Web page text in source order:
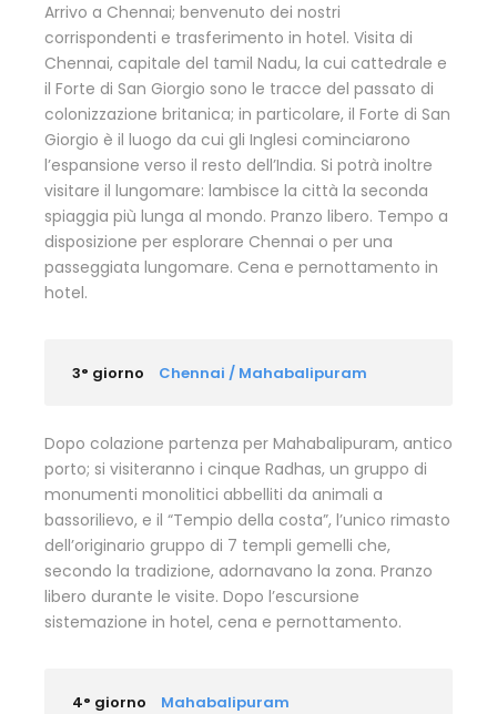
Arrivo a Chennai; benvenuto dei nostri
corrispondenti e trasferimento in hotel. Visita di
Chennai, capitale del tamil Nadu, la cui cattedrale e
il Forte di San Giorgio sono le tracce del passato di
colonizzazione britanica; in particolare, il Forte di San
Giorgio è il luogo da cui gli Inglesi cominciarono
l’espansione verso il resto dell’India. Si potrà inoltre
visitare il lungomare: lambisce la città la seconda
spiaggia più lunga al mondo. Pranzo libero. Tempo a
disposizione per esplorare Chennai o per una
passeggiata lungomare. Cena e pernottamento in
hotel.
3° giorno Chennai / Mahabalipuram
Dopo colazione partenza per Mahabalipuram, antico
porto; si visiteranno i cinque Radhas, un gruppo di
monumenti monolitici abbelliti da animali a
bassorilievo, e il “Tempio della costa”, l’unico rimasto
dell’originario gruppo di 7 templi gemelli che,
secondo la tradizione, adornavano la zona. Pranzo
libero durante le visite. Dopo l’escursione
sistemazione in hotel, cena e pernottamento.
4° giorno Mahabalipuram